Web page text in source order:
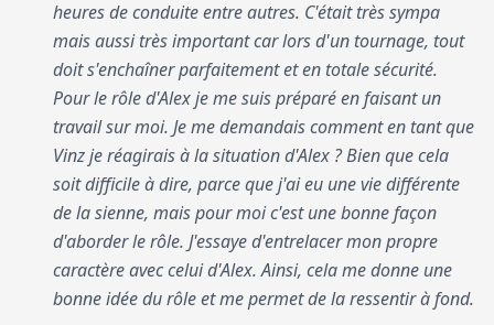
heures de conduite entre autres. C'était très sympa
mais aussi très important car lors d'un tournage, tout
doit s'enchaîner parfaitement et en totale sécurité.
Pour le rôle d'Alex je me suis préparé en faisant un
travail sur moi. Je me demandais comment en tant que
Vinz je réagirais à la situation d'Alex ? Bien que cela
soit difficile à dire, parce que j'ai eu une vie différente
de la sienne, mais pour moi c'est une bonne façon
d'aborder le rôle. J'essaye d'entrelacer mon propre
caractère avec celui d'Alex. Ainsi, cela me donne une
bonne idée du rôle et me permet de la ressentir à fond.